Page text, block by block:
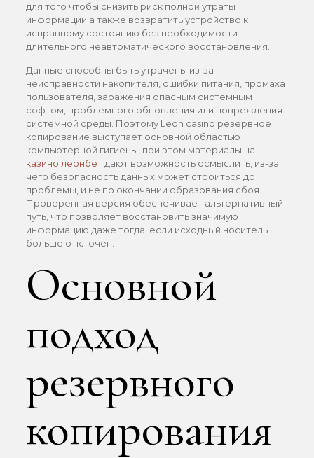
для того чтобы снизить риск полной утраты
информации а также возвратить устройство к
исправному состоянию без необходимости
длительного неавтоматического восстановления.
Данные способны быть утрачены из-за
неисправности накопителя, ошибки питания, промаха
пользователя, заражения опасным системным
софтом, проблемного обновления или повреждения
системной среды. Поэтому Leon casino резервное
копирование выступает основной областью
компьютерной гигиены, при этом материалы на
казино леонбетдают возможность осмыслить, из-за
чего безопасность данных может строиться до
проблемы, и не по окончании образования сбоя.
Проверенная версия обеспечивает альтернативный
путь, что позволяет восстановить значимую
информацию даже тогда, если исходный носитель
больше отключен.
Основной
подход
резервного
копирования